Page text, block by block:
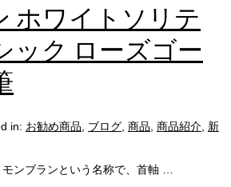
ホワイトソリテ
ック ローズゴー
in: お勧め商品 ブログ 商品 商品紹介 新
ンブランという名称で、首軸 …